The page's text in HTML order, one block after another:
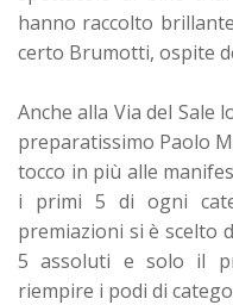
hanno raccolto
certo Brumotti, ospite
Anche alla Via del Sale
preparatissimo Paolo
tocco in più alle
i primi 5 di ogni
premiazioni si è scelto
5 assoluti e solo il
riempire i podi di